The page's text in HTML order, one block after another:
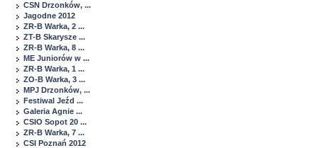
CSN Drzonków, ...
Jagodne 2012
ZR-B Warka, 2 ...
ZT-B Skarysze ...
ZR-B Warka, 8 ...
ME Juniorów w ...
ZR-B Warka, 1 ...
ZO-B Warka, 3 ...
MPJ Drzonków, ...
Festiwal Jeźd ...
Galeria Agnie ...
CSIO Sopot 20 ...
ZR-B Warka, 7 ...
CSI Poznań 2012